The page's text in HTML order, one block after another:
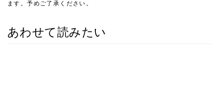
ます。予めご了承ください。
あわせて読みたい